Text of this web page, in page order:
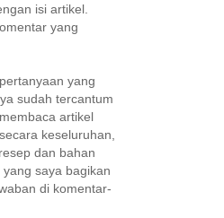
isi artikel.
yang
yang
sudah tercantum
artikel
keseluruhan,
dan bahan
saya bagikan
di komentar-